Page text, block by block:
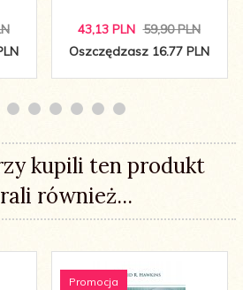
43,13 PLN 59,90 PLN
Oszczędzasz 16.77 PLN
kupili ten produkt
również...
Promocja